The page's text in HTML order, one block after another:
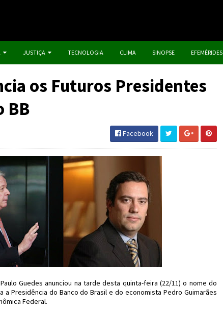
JUSTIÇA TECNOLOGIA CLIMA SINOPSE EFEMÉRIDES
os Futuros Presidentes
BB
Facebook
Guedes anunciou na tarde desta quinta-feira (22/11) o nome do
a Presidência do Banco do Brasil e do economista Pedro Guimarães
Federal.